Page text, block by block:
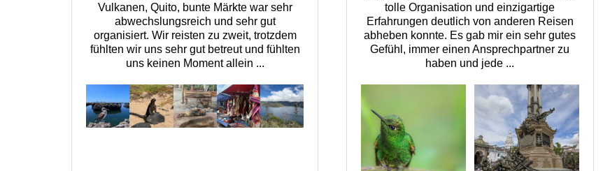
Vulkanen, Quito, bunte Märkte war sehr
abwechslungsreich und sehr gut
organisiert. Wir reisten zu zweit, trotzdem
fühlten wir uns sehr gut betreut und fühlten
uns keinen Moment allein ...
tolle Organisation und einzigartige
Erfahrungen deutlich von anderen Reisen
abheben konnte. Es gab mir ein sehr gutes
Gefühl, immer einen Ansprechpartner zu
haben und jede ...